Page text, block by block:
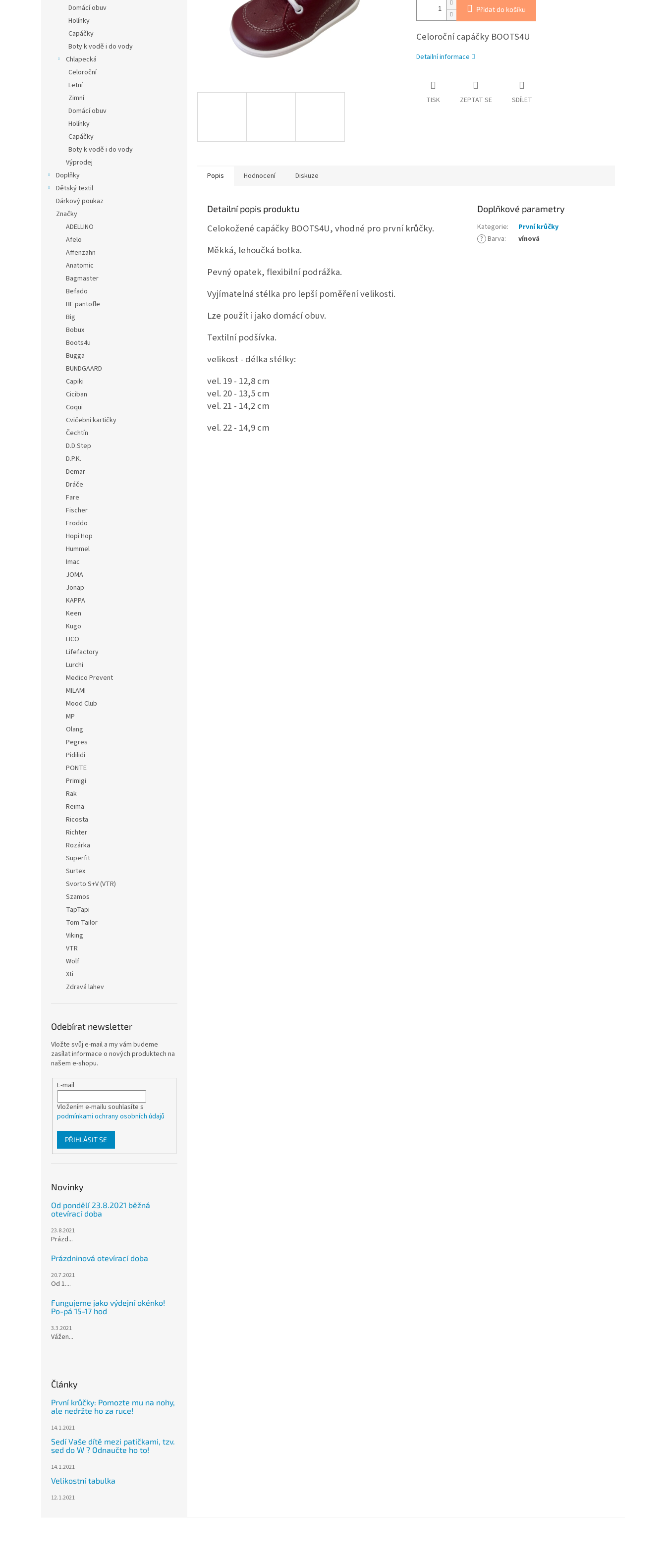
Domácí obuv
Holínky
Capáčky
Boty k vodě i do vody
Chlapecká
Celoroční
Letní
Zimní
Domácí obuv
Holínky
Capáčky
Boty k vodě i do vody
Výprodej
Doplňky
Dětský textil
Dárkový poukaz
Značky
ADELLINO
Afelo
Affenzahn
Anatomic
Bagmaster
Befado
BF pantofle
Big
Bobux
Boots4u
Bugga
BUNDGAARD
Capiki
Ciciban
Coqui
Cvičební kartičky
Čechtín
D.D.Step
D.P.K.
Demar
Dráče
Fare
Fischer
Froddo
Hopi Hop
Hummel
Imac
JOMA
Jonap
KAPPA
Keen
Kugo
LICO
Lifefactory
Lurchi
Medico Prevent
MILAMI
Mood Club
MP
Olang
Pegres
Pidilidi
PONTE
Primigi
Rak
Reima
Ricosta
Richter
Rozárka
Superfit
Surtex
Svorto S+V (VTR)
Szamos
TapTapi
Tom Tailor
Viking
VTR
Wolf
Xti
Zdravá lahev
Odebírat newsletter
Vložte svůj e-mail a my vám budeme
zasílat informace o nových produktech na
našem e-shopu.
E-mail
Vložením e-mailu souhlasíte s
podmínkami ochrany osobních údajů
PŘIHLÁSIT SE
Novinky
Od pondělí 23.8.2021 běžná
otevírací doba
23.8.2021
Prázd...
Prázdninová otevírací doba
20.7.2021
Od 1....
Fungujeme jako výdejní okénko!
Po-pá 15-17 hod
3.3.2021
Vážen...
Články
První krůčky: Pomozte mu na nohy,
ale nedržte ho za ruce!
14.1.2021
Sedí Vaše dítě mezi patičkami, tzv.
sed do W ? Odnaučte ho to!
14.1.2021
Velikostní tabulka
12.1.2021
Přidat do košíku
Celoroční capáčky BOOTS4U
Detailní informace
TISK ZEPTAT SE SDÍLET
Popis Hodnocení Diskuze
Detailní popis produktu
Celokožené capáčky BOOTS4U, vhodné pro první krůčky.
Měkká, lehoučká botka.
Pevný opatek, flexibilní podrážka.
Vyjímatelná stélka pro lepší poměření velikosti.
Lze použít i jako domácí obuv.
Textilní podšívka.
velikost - délka stélky:
vel. 19 - 12,8 cm
vel. 20 - 13,5 cm
vel. 21 - 14,2 cm
vel. 22 - 14,9 cm
Doplňkové parametry
Kategorie:
První krůčky
? Barva: vínová